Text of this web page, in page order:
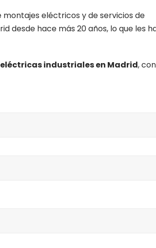
eléctricos y de servicios de
desde hace más 20 años, lo que les
industriales en Madrid,